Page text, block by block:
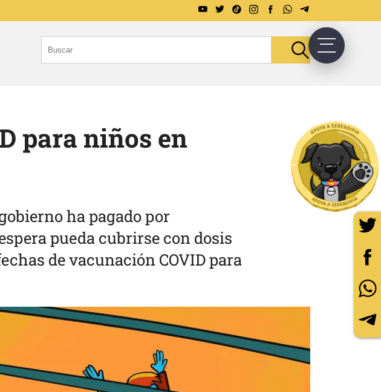
para niños en
ha pagado por
pueda cubrirse con dosis
de vacunación COVID para